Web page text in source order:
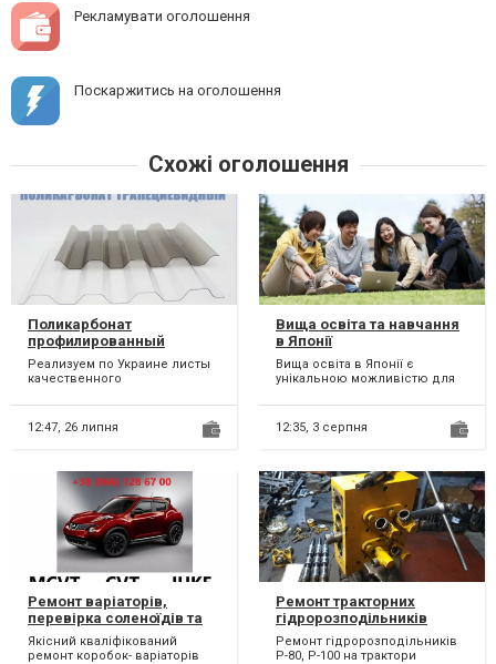
Рекламувати оголошення
Поскаржитись на оголошення
Схожі оголошення
Поликарбонат
профилированный
(трапециевидный) -
Чернигов, Чернігів
Реализуем по Украине листы
качественного
поликарбонатного пластика
который именуют...
12:47, 26 липня
Вища освіта та навчання
в Японії
Вища освіта в Японії є
унікальною можливістю для
освіти та дослідниц...
12:35, 3 серпня
Ремонт варіаторів,
перевірка соленоїдів та
гідроблоків CVT Nissan
Juke Qashqai Rogue JF011
Якісний кваліфікований
ремонт коробок- варіаторів
Ремонт тракторних
гідророзподільників
Ремонт гідророзподільників
Р-80, Р-100 на трактори